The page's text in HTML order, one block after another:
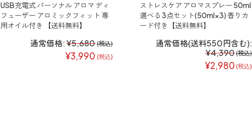
USB充電式 パーソナル アロマ ディ
フューザー アロミックフィット 専
用オイル付き 【送料無料】
通常価格: ¥5,680(税込)
¥3,990 (税込)
ストレスケア アロマスプレー 50ml
選べる 3点セット(50ml×3) 香りカ
ード付き【送料無料】
通常価格(送料550円含む):
¥4,390(税込)
¥2,980 (税込)